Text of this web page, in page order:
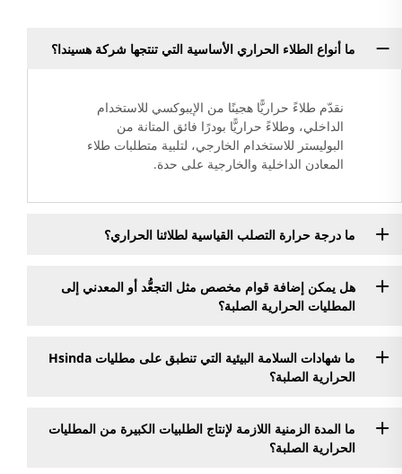
ما أنواع الطلاء الحراري الأساسية التي تنتجها شركة هسيندا؟
نقدّم طلاءً حراريًّا هجينًا من الإيبوكسي للاستخدام
الداخلي، وطلاءً حراريًّا بودرًا فائق المتانة من
البوليستر للاستخدام الخارجي، لتلبية متطلبات طلاء
المعادن الداخلية والخارجية على حدة.
ما درجة حرارة التصلب القياسية لطلائنا الحراري؟
هل يمكن إضافة قوام مخصص مثل التجعُّد أو المعدني إلى
المطليات الحرارية الصلبة؟
ما شهادات السلامة البيئية التي تنطبق على مطليات Hsinda
الحرارية الصلبة؟
ما المدة الزمنية اللازمة لإنتاج الطلبيات الكبيرة من المطليات
الحرارية الصلبة؟